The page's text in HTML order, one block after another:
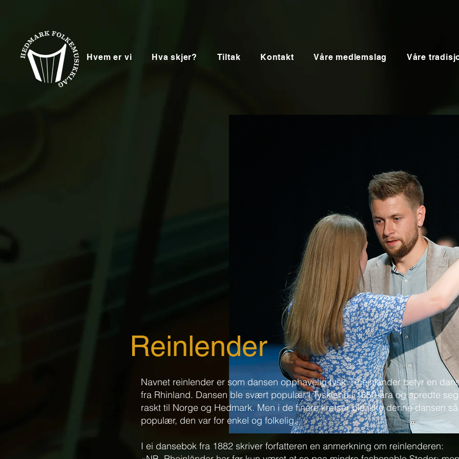
Hvem er vi Hva skjer? Tiltak Kontakt Våre medlemslag Våre
Reinlender
Navnet reinlender er som dansen opphavelig tysk: Rheinländer betyr en
fra Rhinland. Dansen ble svært populær i Tyskland i 1850-åra og spredte seg
raskt til Norge og Hedmark. Men i de finere kretser ble ikke denne dansen så
populær, den var for enkel og folkelig.
I ei dansebok fra 1882 skriver forfatteren en anmerkning om reinlenderen: